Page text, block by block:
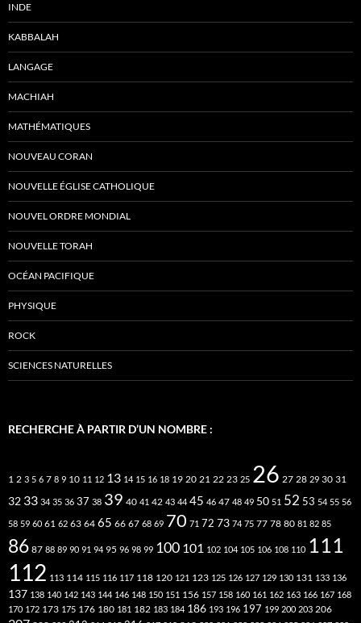
INDE
KABBALAH
LANGAGE
MACHIAH
MATHÉMATIQUES
NOUVEAU CORAN
NOUVELLE ÉGLISE CATHOLIQUE
NOUVEL ORDRE MONDIAL
NOUVELLE TORAH
OCÉAN PACIFIQUE
PHYSIQUE
ROCK
SCIENCES NATURELLES
RECHERCHE À PARTIR D’UN NOMBRE :
1 2 3 5 6 7 8 9 10 11 12 13 14 15 16 18 19 20 21 22 23 25 26 27 28 29 30 31
32 33 34 35 36 37 38 39 40 41 42 43 44 45 46 47 48 49 50 51 52 53 54 55 56
58 59 60 61 62 63 64 65 66 67 68 69 70 71 72 73 74 75 77 78 80 81 82 85
86 87 88 89 90 91 94 95 96 98 99 100 101 102 104 105 106 108 110 111
112 113 114 115 116 117 118 120 121 123 125 126 127 129 130 131 133 136
137 138 140 142 143 144 146 148 150 151 156 157 158 160 161 162 163 166 167 168
170 172 173 175 176 180 181 182 183 184 186 193 196 197 199 200 203 206